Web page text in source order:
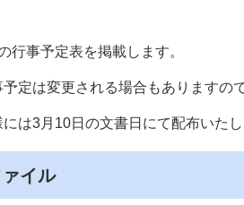
行事予定表を掲載します。
定は変更される場合もありますの
は3月10日の文書日にて配布いたし
イル